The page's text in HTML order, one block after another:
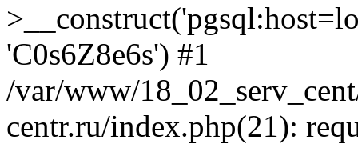
'C0s6Z8e6s') #1
/var/www/
centr.ru/index.php(21):